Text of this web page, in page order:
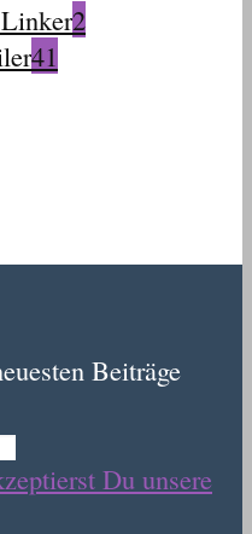
2
41
Beiträge
Du unsere